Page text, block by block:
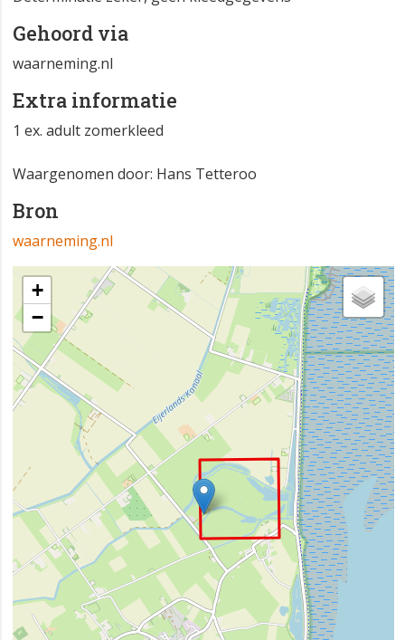
Gehoord via
waarneming.nl
Extra informatie
1 ex. adult zomerkleed
Waargenomen door: Hans Tetteroo
Bron
waarneming.nl
+
−